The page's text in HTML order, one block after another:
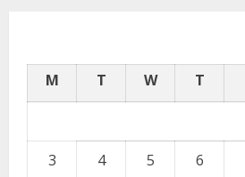
M T W T
3
4 5 6